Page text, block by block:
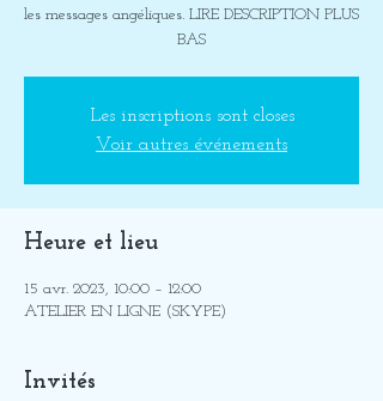
les messages angéliques. LIRE DESCRIPTION PLUS
BAS
Les inscriptions sont closes
Voir autres événements
Heure et lieu
15 avr. 2023, 10:00 – 12:00
ATELIER EN LIGNE (SKYPE)
Invités